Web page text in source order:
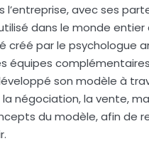
avec ses
dans le monde
par le psychologue
équipes
son modèle à
négociation, la vente,
du modèle, afin de